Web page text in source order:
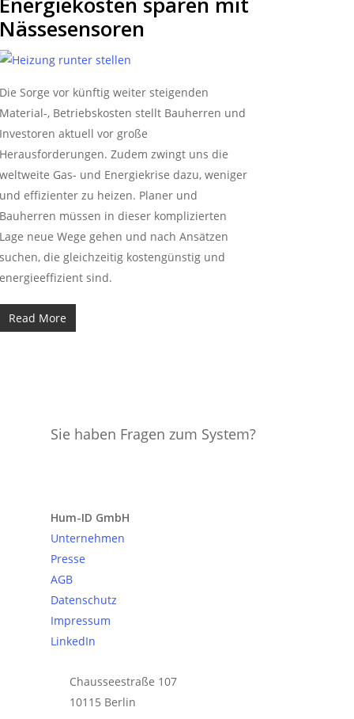
Nässesensoren
Die Sorge vor künftig weiter steigenden
Material-, Betriebskosten stellt Bauherren und
Investoren aktuell vor große
Herausforderungen. Zudem zwingt uns die
weltweite Gas- und Energiekrise dazu, weniger
und effizienter zu heizen. Planer und
Bauherren müssen in dieser komplizierten
Lage neue Wege gehen und nach Ansätzen
suchen, die gleichzeitig kostengünstig und
energieeffizient sind.
Read More
Sie haben Fragen zum System?
Hum-ID GmbH
Unternehmen
Presse
AGB
Datenschutz
Impressum
LinkedIn
Chausseestraße 107
10115 Berlin